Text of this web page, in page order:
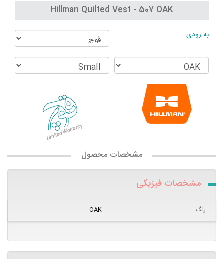
Hillman Quilted Vest - 507 OAK
به زودی
مشخصات محصول
مشخصات فیزیکی
رنگ OAK